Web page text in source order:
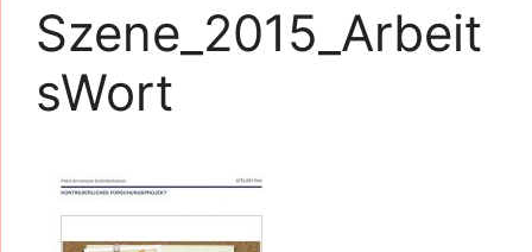
Szene_2015_Arbeit
sWort